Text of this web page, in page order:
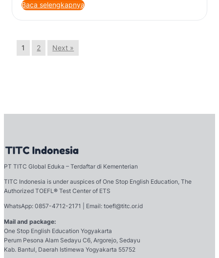
Baca selengkapnya
1 2 Next »
PT TITC Global Eduka – Terdaftar di Kementerian
TITC Indonesia is under auspices of One Stop English Education, The
Authorized TOEFL® Test Center of ETS
WhatsApp: 0857-4712-2171 | Email: toefl@titc.or.id
Mail and package:
One Stop English Education Yogyakarta
Perum Pesona Alam Sedayu C6, Argorejo, Sedayu
Kab. Bantul, Daerah Istimewa Yogyakarta 55752